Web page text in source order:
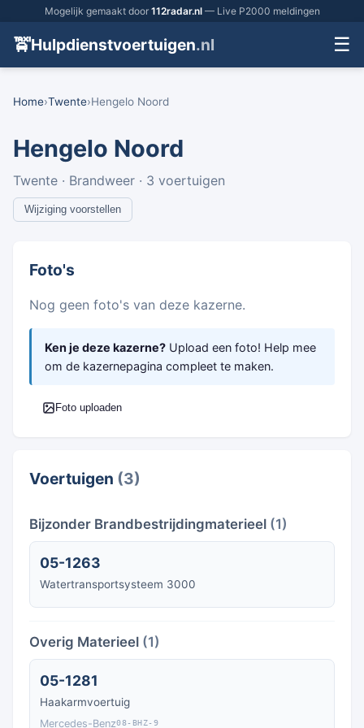
Mogelijk gemaakt door 112radar.nl— Live P2000 meldingen
🚖Hulpdienstvoertuigen.nl ☰
Home›Twente›Hengelo Noord
Hengelo Noord
Twente · Brandweer · 3 voertuigen
Wijziging voorstellen
Foto's
Nog geen foto's van deze kazerne.
Ken je deze kazerne? Upload een foto! Help mee
om de kazernepagina compleet te maken.
Foto uploaden
Voertuigen (3)
Bijzonder Brandbestrijdingmaterieel (1)
05-1263
Watertransportsysteem 3000
Overig Materieel (1)
05-1281
Haakarmvoertuig
Mercedes-Benz08-BHZ-9